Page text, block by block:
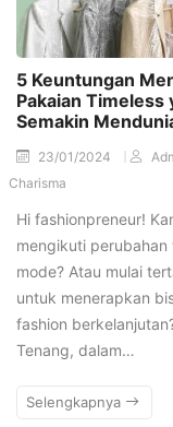
5 Keuntungan
Pakaian Timeless
Semakin
23/01/2024
Charisma
Hi fashionpreneur!
mengikuti perubahan
mode? Atau mulai
untuk menerapkan
fashion
Tenang, dalam…
Selengkapnya